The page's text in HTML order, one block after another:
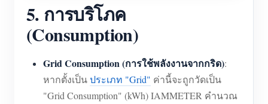
5. การบริโภค
(Consumption)
Grid Consumption (การใช้พลังงานจากกริด):
หากตั้งเป็นประเภท "Grid" ค่านี้จะถูกวัดเป็น
"Grid Consumption" (kWh) IAMMETER คำนวณ